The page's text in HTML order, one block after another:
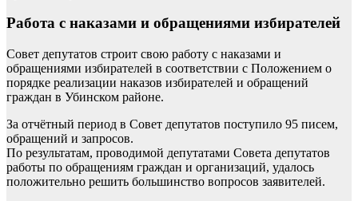
Работа с наказами и обращениями избирателей
Совет депутатов строит свою работу с наказами и
обращениями избирателей в соответствии с Положением о
порядке реализации наказов избирателей и обращений
граждан в Убинском районе.
За отчётный период в Совет депутатов поступило 95 писем,
обращений и запросов.
По результатам, проводимой депутатами Совета депутатов
работы по обращениям граждан и организаций, удалось
положительно решить большинство вопросов заявителей.